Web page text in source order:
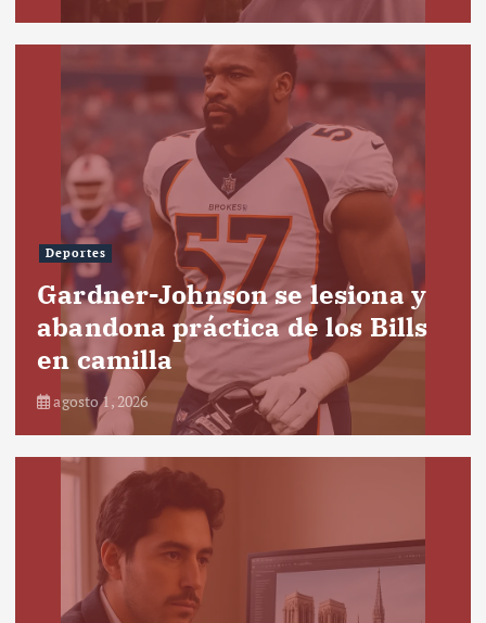
Deportes
Gardner-Johnson se lesiona y
abandona práctica de los Bills
en camilla
agosto 1, 2026